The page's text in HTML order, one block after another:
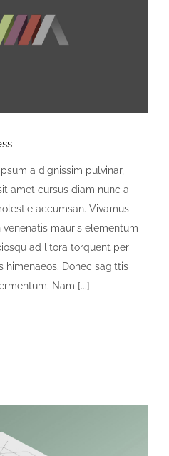
a dignissim pulvinar,
amet cursus diam nunc a
accumsan. Vivamus
mauris elementum
ad litora torquent per
himenaeos. Donec sagittis
Nam [...]